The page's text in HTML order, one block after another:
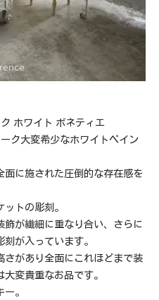
ホワイト ボネティエ
ク大変希少なホワイトペイン
面に施された圧倒的な存在感を
トの彫刻。
が繊細に重なり合い、さらに
が入っています。
さがあり全面にこれほどまで装
変貴重なお品です。
。